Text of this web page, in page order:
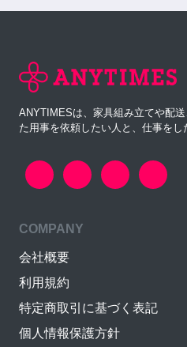
ANYTIMESは、家具組み立てや配
た用事を依頼したい人と、仕事をし
COMPANY
会社概要
利用規約
特定商取引に基づく表記
個人情報保護方針